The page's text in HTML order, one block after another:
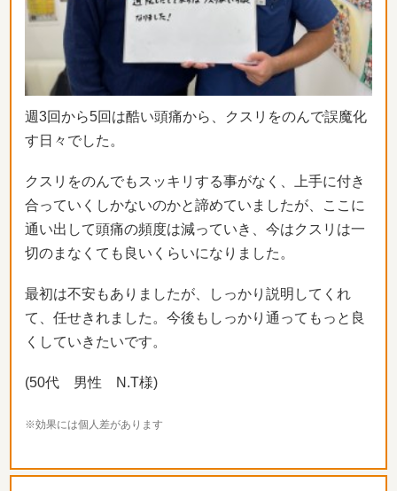
週3回から5回は酷い頭痛から、
クスリをのんで誤魔化
す日々でした。
クスリをのんでもスッキリする事がなく、
上手に付き
合っていくしかないのかと諦めていましたが、
ここに
通い出して頭痛の頻度は減っていき、 今はクスリは一
切のまなくても良いくらいになりました。
最初は不安もありましたが、しっかり説明してくれ
て、 任せきれました。今後もしっかり通ってもっと良
くしていきたいです。
(50代 男性 N.T様)
※効果には個人差があります